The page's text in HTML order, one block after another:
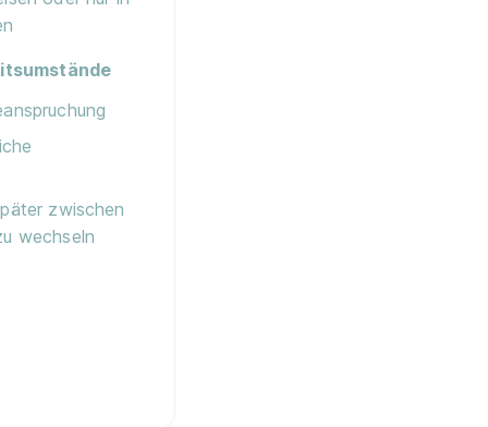
zwischen
wechseln